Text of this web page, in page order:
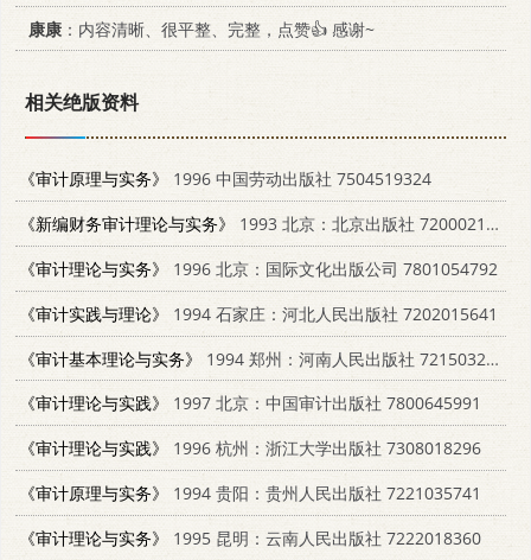
康康 ：内容清晰、很平整、完整，点赞👍 感谢~
相关绝版资料
《审计原理与实务》
1996 中国劳动出版社 7504519324
《新编财务审计理论与实务》
1993 北京：北京出版社 7200021512
《审计理论与实务》
1996 北京：国际文化出版公司 7801054792
《审计实践与理论》
1994 石家庄：河北人民出版社 7202015641
《审计基本理论与实务》
1994 郑州：河南人民出版社 7215032329
《审计理论与实践》
1997 北京：中国审计出版社 7800645991
《审计理论与实践》
1996 杭州：浙江大学出版社 7308018296
《审计原理与实务》
1994 贵阳：贵州人民出版社 7221035741
《审计理论与实务》
1995 昆明：云南人民出版社 7222018360